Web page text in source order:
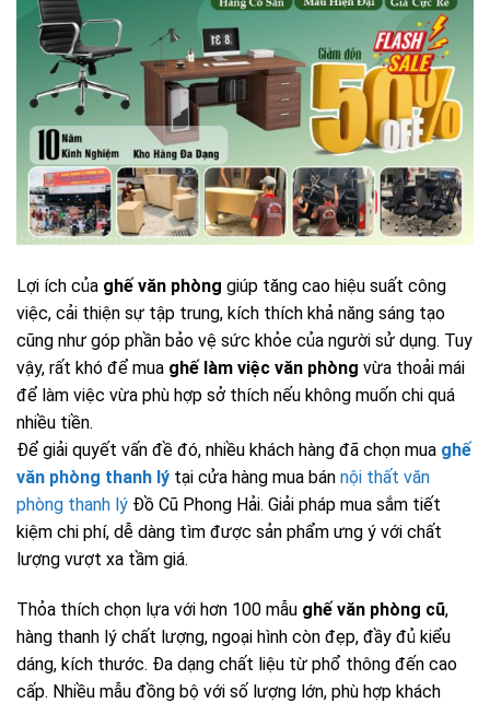
Lợi ích của ghế văn phòng giúp tăng cao hiệu suất công
việc, cải thiện sự tập trung, kích thích khả năng sáng tạo
cũng như góp phần bảo vệ sức khỏe của người sử dụng. Tuy
vậy, rất khó để mua ghế làm việc văn phòng vừa thoải mái
để làm việc vừa phù hợp sở thích nếu không muốn chi quá
nhiều tiền.
Để giải quyết vấn đề đó, nhiều khách hàng đã chọn mua ghế
văn phòng thanh lý tại cửa hàng mua bán nội thất văn
phòng thanh lý Đồ Cũ Phong Hải. Giải pháp mua sắm tiết
kiệm chi phí, dễ dàng tìm được sản phẩm ưng ý với chất
lượng vượt xa tầm giá.
Thỏa thích chọn lựa với hơn 100 mẫu ghế văn phòng cũ,
hàng thanh lý chất lượng, ngoại hình còn đẹp, đầy đủ kiểu
dáng, kích thước. Đa dạng chất liệu từ phổ thông đến cao
cấp. Nhiều mẫu đồng bộ với số lượng lớn, phù hợp khách